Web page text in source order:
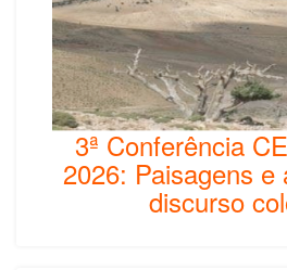
3ª Conferência
2026: Paisagens e
discurso